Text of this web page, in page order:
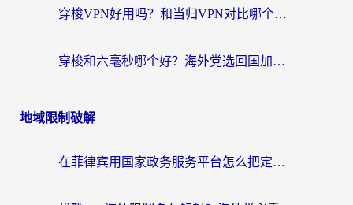
穿梭VPN好用吗？和当归VPN对比哪个回国效果更好？海外党亲测实用指南
穿梭和六毫秒哪个好？海外党选回国加速器的避坑指南，附番茄加速器实测
地域限制破解
在菲律宾用国家政务服务平台怎么把定位修改到中国国内？3步解决+海外看剧听歌全攻略